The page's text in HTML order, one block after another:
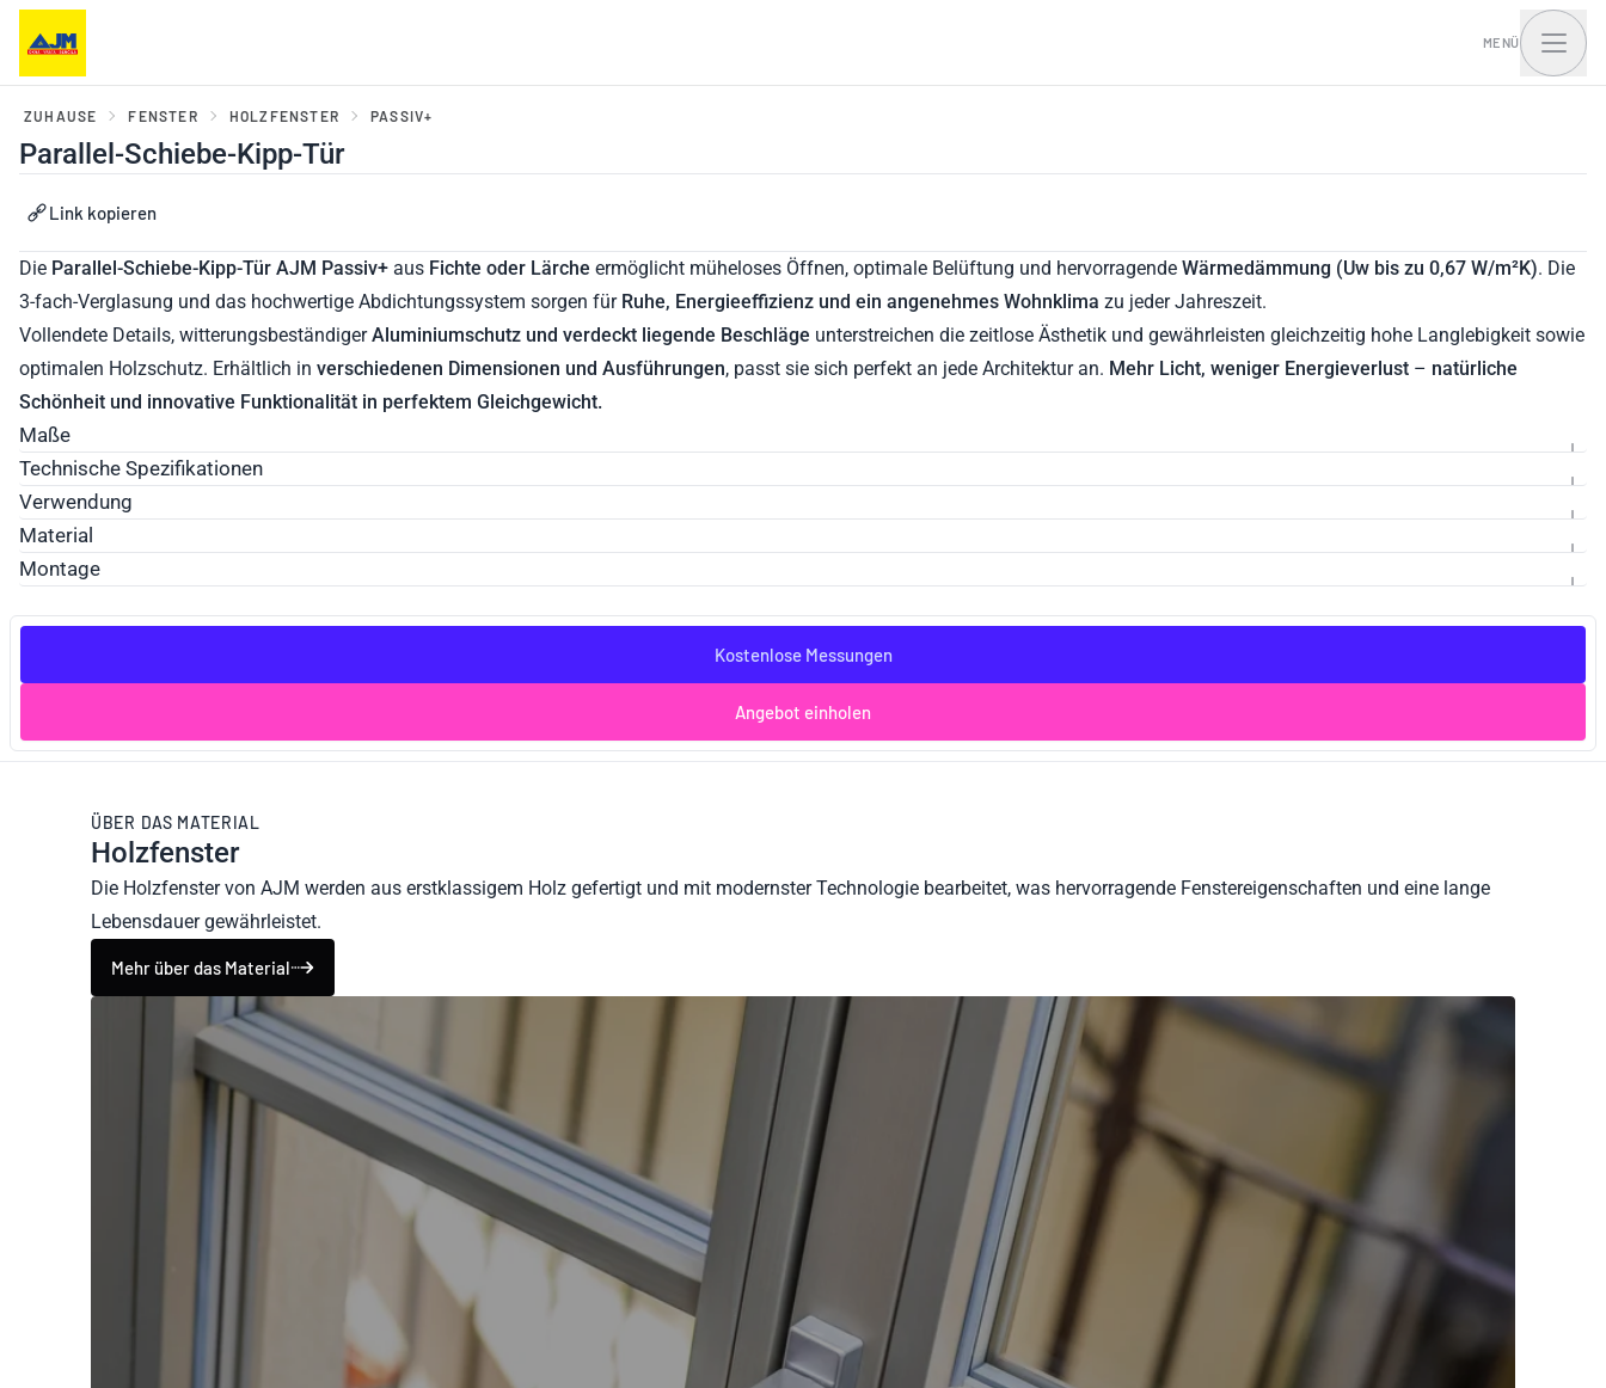
MENÜ
Balkontüren und
ZUHAUSE FENSTER HOLZFENSTER PASSIV+
Parallel-Schiebe-Kipp-Tür
Link kopieren
Die Parallel-Schiebe-Kipp-Tür AJM Passiv+ aus Fichte oder Lärche ermöglicht müheloses Öffnen, optimale Belüftung und hervorragende Wärmedämmung (Uw bis zu 0,67 W/m²K). Die
3-fach-Verglasung und das hochwertige Abdichtungssystem sorgen für Ruhe, Energieeffizienz und ein angenehmes Wohnklima zu jeder Jahreszeit.
Vollendete Details, witterungsbeständigerAluminiumschutz und verdeckt liegende Beschläge unterstreichen die zeitlose Ästhetik und gewährleisten gleichzeitig hohe Langlebigkeit sowie
optimalen Holzschutz. Erhältlich in verschiedenen Dimensionen und Ausführungen, passt sie sich perfekt an jede Architektur an. Mehr Licht, weniger Energieverlust – natürliche
Schönheit und innovative Funktionalität in perfektem Gleichgewicht.
Maße
Technische Spezifikationen
Verwendung
Material
Montage
Kostenlose Messungen
Angebot einholen
ÜBER DAS MATERIAL
Holzfenster
Die Holzfenster von AJM werden aus erstklassigem Holz gefertigt und mit modernster Technologie bearbeitet, was hervorragende Fenstereigenschaften und eine lange
Lebensdauer gewährleistet.
Mehr über das Material